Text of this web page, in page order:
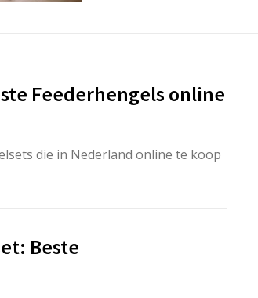
Feederhengels online
die in Nederland online te koop
Beste